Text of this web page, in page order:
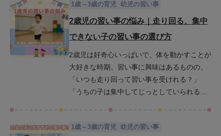
ひ最後までお読みください。
担が心配という声も多く聞かれます。この記
事では、3歳の保育園児に向いている習い事
対策まで詳しくご紹介します。お子さんにと
って最適な習い事を選ぶための参考にしてく
ださい。
1歳～3歳の育児 幼児の習い事
2歳児の習い事の悩み｜走り回る、集中
できない子の習い事の選び方
2歳児は好奇心いっぱいで、体を動かすことが
大好きな時期。習い事に興味はあるものの、
「いつも走り回って習い事を受けれる？」
「うちの子は集中してじっとしていられるか
成長の証です。そんなエネルギーや個性を活
1歳～3歳の育児 幼児の習い事